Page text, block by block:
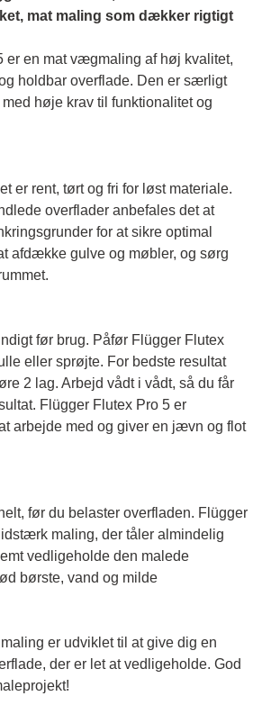
mat maling som dækker rigtigt
er en mat vægmaling af høj kvalitet,
holdbar overflade. Den er særligt
høje krav til funktionalitet og
er rent, tørt og fri for løst materiale.
overflader anbefales det at
for at sikre optimal
afdække gulve og møbler, og sørg
før brug. Påfør Flügger Flutex
eller sprøjte. For bedste resultat
2 lag. Arbejd vådt i vådt, så du får
Flügger Flutex Pro 5 er
arbejde med og giver en jævn og flot
før du belaster overfladen. Flügger
maling, der tåler almindelig
vedligeholde den malede
børste, vand og milde
er udviklet til at give dig en
der er let at vedligeholde. God